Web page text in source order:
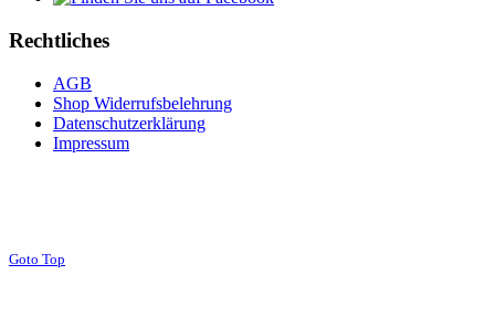
Rechtliches
AGB
Shop Widerrufsbelehrung
Datenschutzerklärung
Impressum
Goto Top